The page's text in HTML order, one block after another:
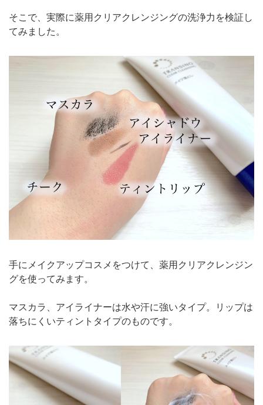
そこで、実際に薬用クリアクレンジングの洗浄力を検証し
てみました。
手にメイクアップコスメをつけて、薬用クリアクレンジン
グを使ってみます。
マスカラ、アイライナーは水や汗に強いタイプ。リップは
落ちにくいティントタイプのものです。